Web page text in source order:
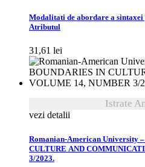
Modalitati de abordare a
Atributul
31,61 lei
Istrate
vezi detalii
Romanian-American University
CULTURE AND
3/2023.